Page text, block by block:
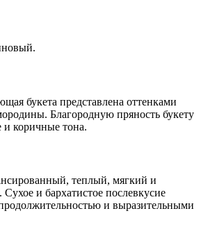
букета представлена оттенками
Благородную пряность букету
и коричные тона.
теплый, мягкий и
и бархатистое послевкусие
и выразительными